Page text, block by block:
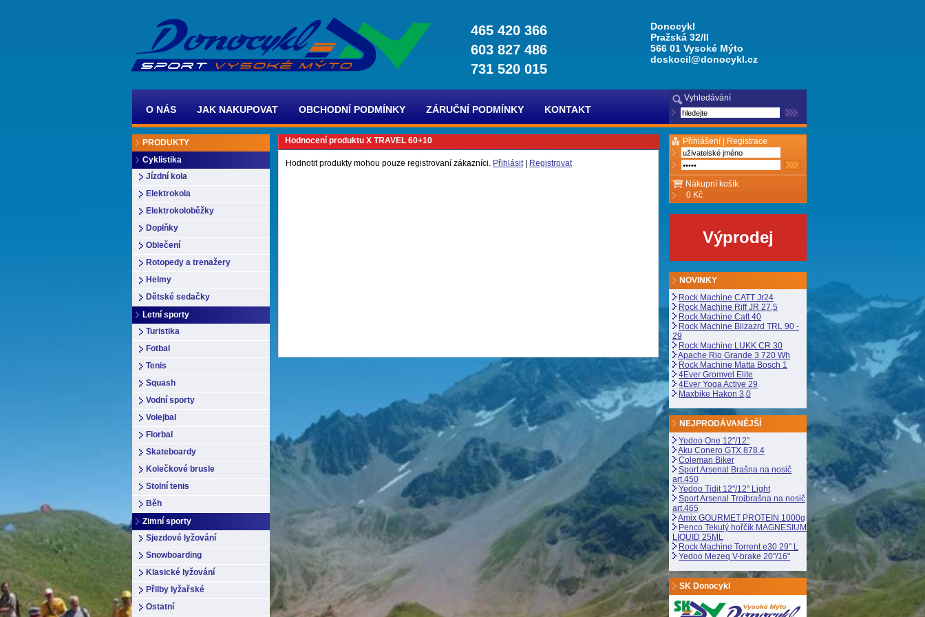
465 420 366
603 827 486
731 520 015
Donocykl
Pražská 32/II
566 01 Vysoké Mýto
doskocil@donocykl.cz
O NÁS JAK NAKUPOVAT OBCHODNÍ PODMÍNKY ZÁRUČNÍ PODMÍNKY KONTAKT
Vyhledávání
PRODUKTY
Cyklistika
Jízdní kola
Elektrokola
Elektrokoloběžky
Doplňky
Oblečení
Rotopedy a trenažery
Helmy
Dětské sedačky
Letní sporty
Turistika
Fotbal
Tenis
Squash
Vodní sporty
Volejbal
Florbal
Skateboardy
Kolečkové brusle
Stolní tenis
Běh
Zimní sporty
Sjezdové lyžování
Snowboarding
Klasické lyžování
Přilby lyžařské
Ostatní
Hodnocení produktu X TRAVEL 60+10
Hodnotit produkty mohou pouze registrovaní zákazníci. Přihlásit| Registrovat
Přihlášení | Registrace
Nákupní košík
0 Kč
Výprodej
NOVINKY
Rock Machine CATT Jr24
Rock Machine Riff JR 27,5
Rock Machine Catt 40
Rock Machine Blizazrd TRL 90 -
29
Rock Machine LUKK CR 30
Apache Rio Grande 3 720 Wh
Rock Machine Matta Bosch 1
4Ever Gromvel Elite
4Ever Yoga Active 29
Maxbike Hakon 3,0
NEJPRODÁVANĚJŠÍ
Yedoo One 12"/12"
Aku Conero GTX 878.4
Coleman Biker
Sport Arsenal Brašna na nosič
art.450
Yedoo Tidit 12"/12" Light
Sport Arsenal Trojbrašna na nosič
art.465
Amix GOURMET PROTEIN 1000g
Penco Tekutý hořčík MAGNESIUM
LIQUID 25ML
Rock Machine Torrent e30 29" L
Yedoo Mezeq V-brake 20"/16"
SK Donocykl